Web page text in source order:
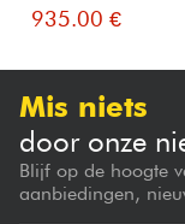
935.00 €
Mis niets
door onze
Blijf op de hoogte
aanbiedingen,